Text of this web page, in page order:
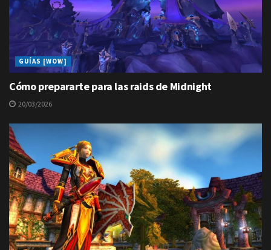
GUÍAS [WOW]
Cómo prepararte para las raids de Midnight
20/03/2026